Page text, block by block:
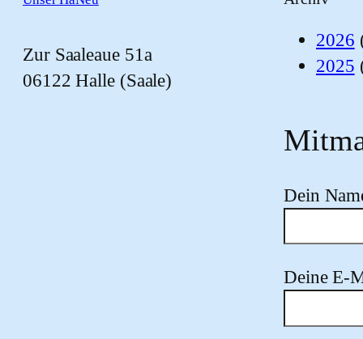
Zur Saaleaue 51a
06122 Halle (Saale)
2026
2025
Dein
Deine E-